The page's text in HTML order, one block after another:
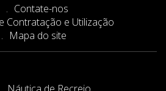
Contate-nos
Contratação e Utilização
Mapa do site